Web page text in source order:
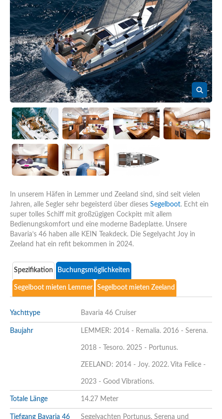
In unserem Häfen in Lemmer und Zeeland sind, sind seit vielen
Jahren, alle Segler sehr begeisterd über dieses Segelboot. Echt ein
super tolles Schiff mit großzügigen Cockpitt mit allem
Bedienungskomfort und eine moderne Badeplatte. Unsere
Bavaria’s 46 haben alle KEIN Teakdeck. Die Segelyacht Joy in
Zeeland hat ein refit bekommen in 2024.
Spezifikation Buchungsmöglichkeiten
Segelboot mieten Lemmer Segelboot mieten Zeeland
Yachttype Bavaria 46 Cruiser
Baujahr LEMMER: 2014 - Remalia. 2016 - Serena.
2018 - Tesoro. 2025 - Portunus.
ZEELAND: 2014 - Joy. 2022. Vita Felice -
2023 - Good Vibrations.
Totale Länge 14.27 Meter
Tiefgang Bavaria 46 Segelyachten Portunus, Serena und